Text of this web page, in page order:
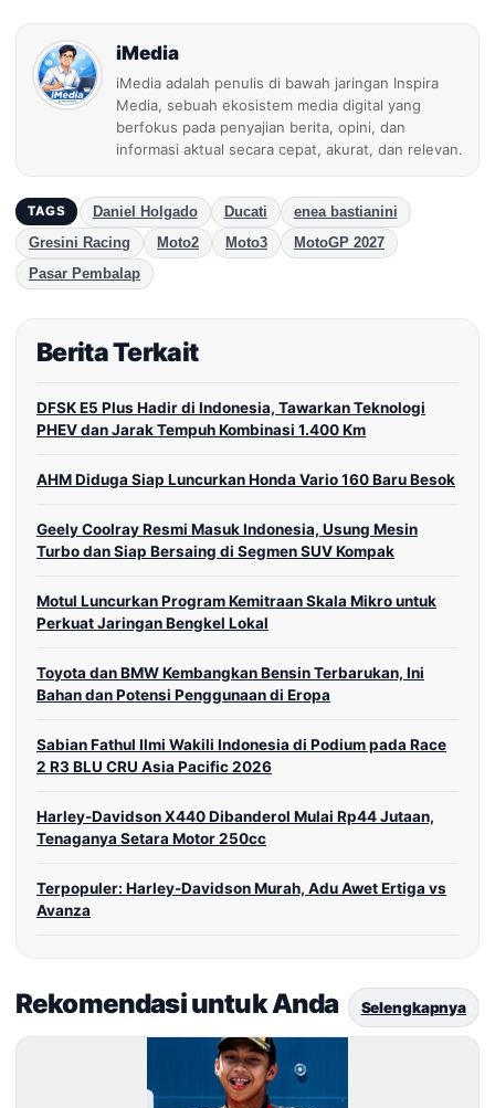
iMedia
iMedia adalah penulis di bawah jaringan Inspira
Media, sebuah ekosistem media digital yang
berfokus pada penyajian berita, opini, dan
informasi aktual secara cepat, akurat, dan relevan.
TAGS Daniel Holgado Ducati
enea bastianini
Gresini Racing
Moto2 Moto3
MotoGP 2027
Pasar Pembalap
Berita Terkait
DFSK E5 Plus Hadir di Indonesia, Tawarkan Teknologi
PHEV dan Jarak Tempuh Kombinasi 1.400 Km
AHM Diduga Siap Luncurkan Honda Vario 160 Baru Besok
Geely Coolray Resmi Masuk Indonesia, Usung Mesin
Turbo dan Siap Bersaing di Segmen SUV Kompak
Motul Luncurkan Program Kemitraan Skala Mikro untuk
Perkuat Jaringan Bengkel Lokal
Toyota dan BMW Kembangkan Bensin Terbarukan, Ini
Bahan dan Potensi Penggunaan di Eropa
Sabian Fathul Ilmi Wakili Indonesia di Podium pada Race
2 R3 BLU CRU Asia Pacific 2026
Harley-Davidson X440 Dibanderol Mulai Rp44 Jutaan,
Tenaganya Setara Motor 250cc
Terpopuler: Harley-Davidson Murah, Adu Awet Ertiga vs
Avanza
Rekomendasi untuk Anda Selengkapnya